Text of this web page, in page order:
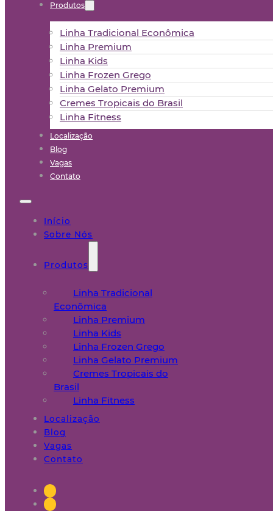
Produtos
Linha Tradicional Econômica
Linha Premium
Linha Kids
Linha Frozen Grego
Linha Gelato Premium
Cremes Tropicais do Brasil
Linha Fitness
Localização
Blog
Vagas
Contato
Início
Sobre Nós
Produtos
Linha Tradicional
Econômica
Linha Premium
Linha Kids
Linha Frozen Grego
Linha Gelato Premium
Cremes Tropicais do
Brasil
Linha Fitness
Localização
Blog
Vagas
Contato